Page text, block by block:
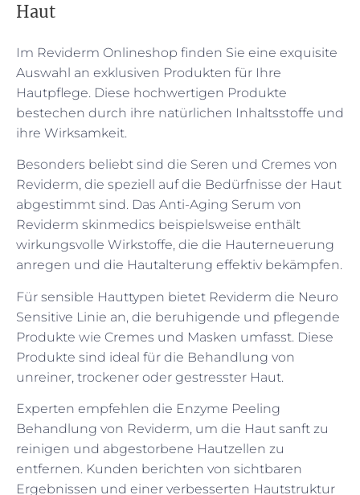
Haut
Im Reviderm Onlineshop finden Sie eine exquisite
Auswahl an exklusiven Produkten für Ihre
Hautpflege. Diese hochwertigen Produkte
bestechen durch ihre natürlichen Inhaltsstoffe und
ihre Wirksamkeit.
Besonders beliebt sind die Seren und Cremes von
Reviderm, die speziell auf die Bedürfnisse der Haut
abgestimmt sind. Das Anti-Aging Serum von
Reviderm skinmedics beispielsweise enthält
wirkungsvolle Wirkstoffe, die die Hauterneuerung
anregen und die Hautalterung effektiv bekämpfen.
Für sensible Hauttypen bietet Reviderm die Neuro
Sensitive Linie an, die beruhigende und pflegende
Produkte wie Cremes und Masken umfasst. Diese
Produkte sind ideal für die Behandlung von
unreiner, trockener oder gestresster Haut.
Experten empfehlen die Enzyme Peeling
Behandlung von Reviderm, um die Haut sanft zu
reinigen und abgestorbene Hautzellen zu
entfernen. Kunden berichten von sichtbaren
Ergebnissen und einer verbesserten Hautstruktur